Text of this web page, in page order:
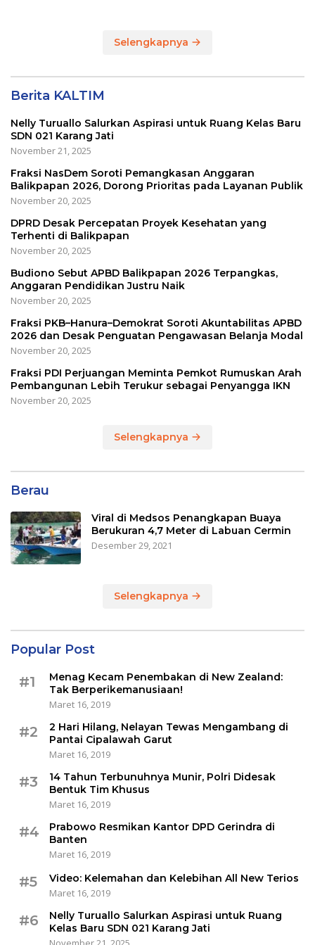
Selengkapnya
Berita KALTIM
Nelly Turuallo Salurkan Aspirasi untuk Ruang Kelas Baru
SDN 021 Karang Jati
November 21, 2025
Fraksi NasDem Soroti Pemangkasan Anggaran
Balikpapan 2026, Dorong Prioritas pada Layanan Publik
November 20, 2025
DPRD Desak Percepatan Proyek Kesehatan yang
Terhenti di Balikpapan
November 20, 2025
Budiono Sebut APBD Balikpapan 2026 Terpangkas,
Anggaran Pendidikan Justru Naik
November 20, 2025
Fraksi PKB–Hanura–Demokrat Soroti Akuntabilitas APBD
2026 dan Desak Penguatan Pengawasan Belanja Modal
November 20, 2025
Fraksi PDI Perjuangan Meminta Pemkot Rumuskan Arah
Pembangunan Lebih Terukur sebagai Penyangga IKN
November 20, 2025
Selengkapnya
Berau
Viral di Medsos Penangkapan Buaya
Berukuran 4,7 Meter di Labuan Cermin
Desember 29, 2021
Selengkapnya
Popular Post
#1
Menag Kecam Penembakan di New Zealand:
Tak Berperikemanusiaan!
Maret 16, 2019
#2
2 Hari Hilang, Nelayan Tewas Mengambang di
Pantai Cipalawah Garut
Maret 16, 2019
#3
14 Tahun Terbunuhnya Munir, Polri Didesak
Bentuk Tim Khusus
Maret 16, 2019
#4
Prabowo Resmikan Kantor DPD Gerindra di
Banten
Maret 16, 2019
#5
Video: Kelemahan dan Kelebihan All New Terios
Maret 16, 2019
#6
Nelly Turuallo Salurkan Aspirasi untuk Ruang
Kelas Baru SDN 021 Karang Jati